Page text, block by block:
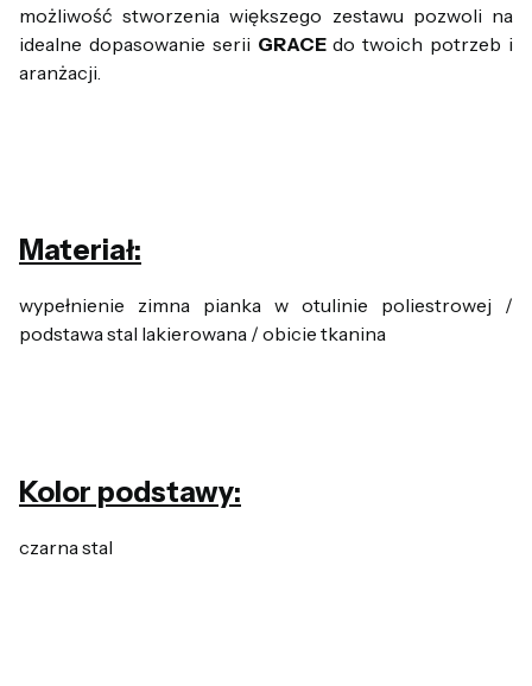
możliwość stworzenia większego zestawu pozwoli na
idealne dopasowanie serii GRACEdo twoich potrzeb i
aranżacji.
Materiał:
wypełnienie zimna pianka w otulinie poliestrowej /
podstawa stal lakierowana / obicie tkanina
Kolor podstawy:
czarna stal